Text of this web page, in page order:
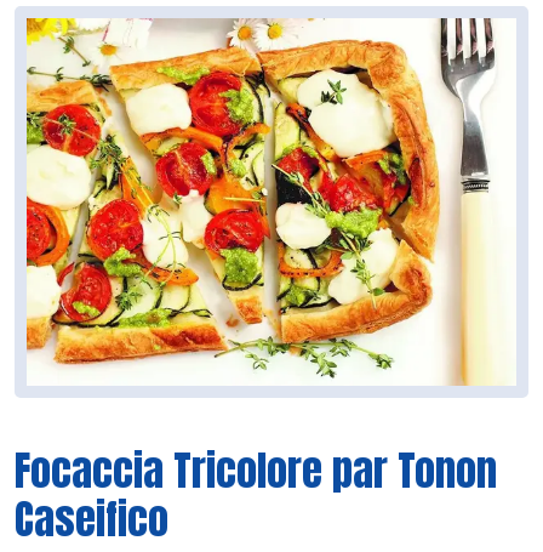
Focaccia Tricolore par Tonon
Caseifico